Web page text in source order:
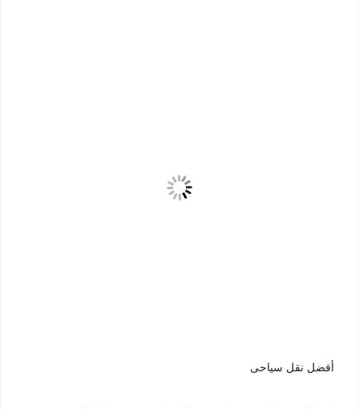
أفضل نقل سياحى